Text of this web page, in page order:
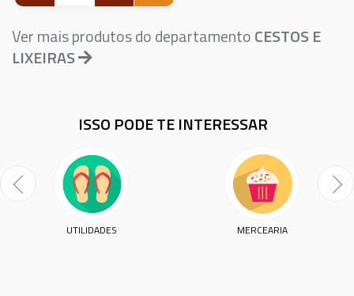
Ver mais produtos do departamentoCESTOS E
LIXEIRAS
ISSO PODE TE INTERESSAR
UTILIDADES MERCEARIA